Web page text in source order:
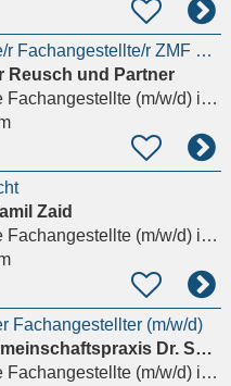
Zahnmedizinische/r Fachangestellte/r ZMF ZFA ZMP
Reusch und Partner
(m/w/d)in Halbs
Zaid
(m/w/d)in Siegen, Eiserfeld
Fachangestellter (m/w/d)
Zahnärztliche Gemeinschaftspraxis Dr. Schultze-Gläsner
(m/w/d)in Netphen